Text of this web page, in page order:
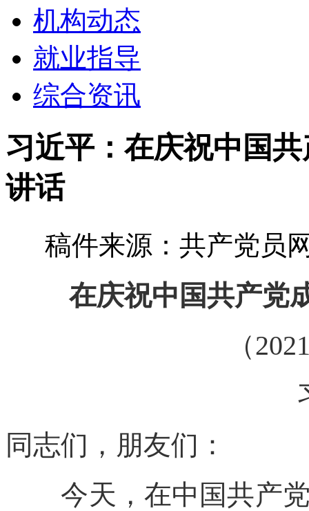
机构动态
就业指导
综合资讯
习近平：在庆祝中国
讲话
稿件来源：共产党
在庆祝中国共产党
（
同志们，朋友们：
今天，在中国共产党